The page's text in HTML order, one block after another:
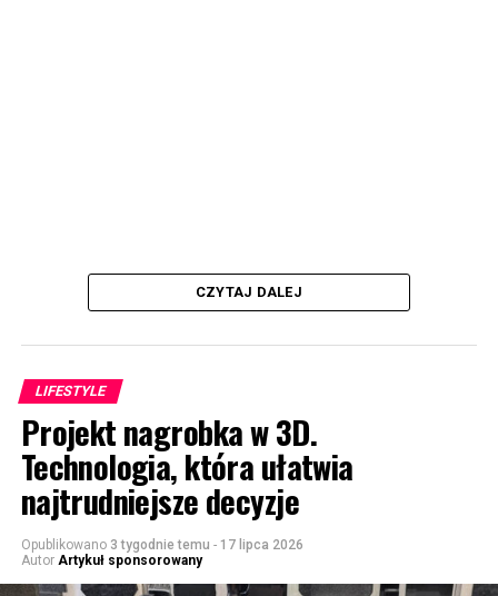
CZYTAJ DALEJ
LIFESTYLE
Projekt nagrobka w 3D.
Technologia, która ułatwia
najtrudniejsze decyzje
Opublikowano 3 tygodnie temu - 17 lipca 2026
Autor Artykuł sponsorowany